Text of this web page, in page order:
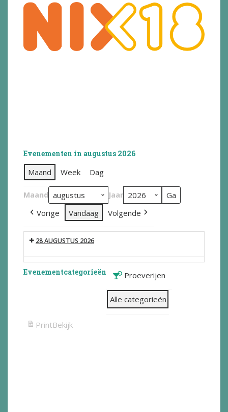
Evenementen in augustus 2026
Maand Week Dag
Maand Jaar
Vorige Vandaag Volgende
28 AUGUSTUS 2026
Evenementcategorieën Proeverijen
Alle categorieën
PrintBekijk